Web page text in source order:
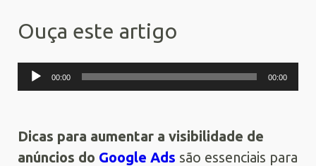
Ouça este artigo
Tocador
de
00:00 00:00
Dicas para aumentar a visibilidade de
anúncios do Google Ads são essenciais para